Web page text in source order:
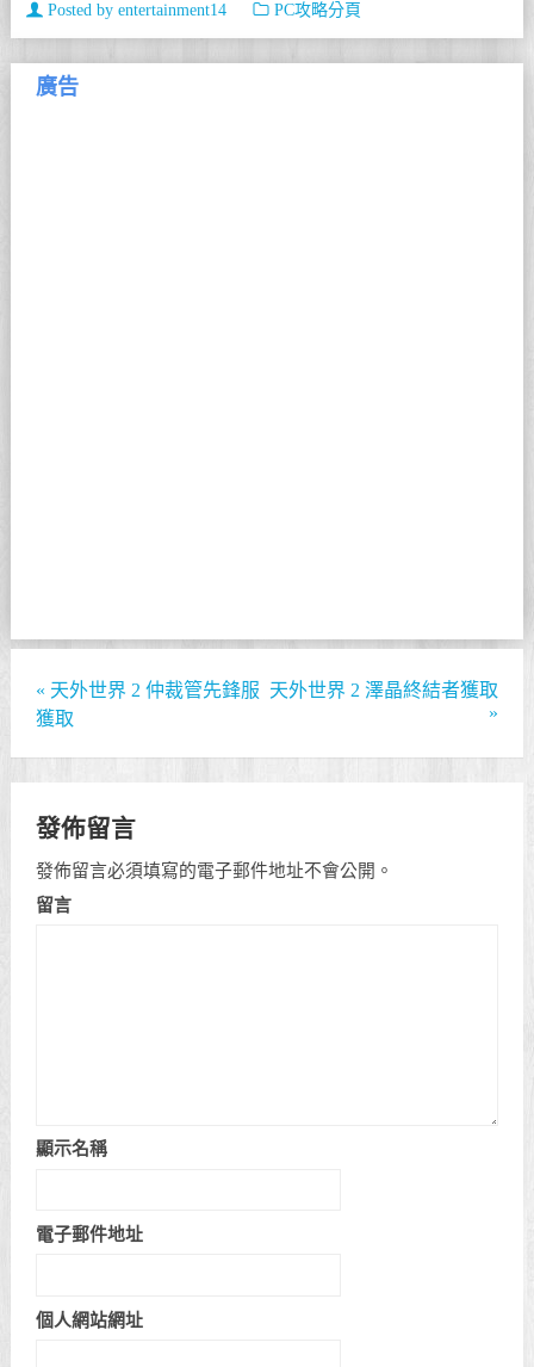
Posted by entertainment14 PC攻略分頁
廣告
« 天外世界 2 仲裁管先鋒服
獲取
天外世界 2 澤晶終結者獲取
»
發佈留言
發佈留言必須填寫的電子郵件地址不會公開。
留言
顯示名稱
電子郵件地址
個人網站網址